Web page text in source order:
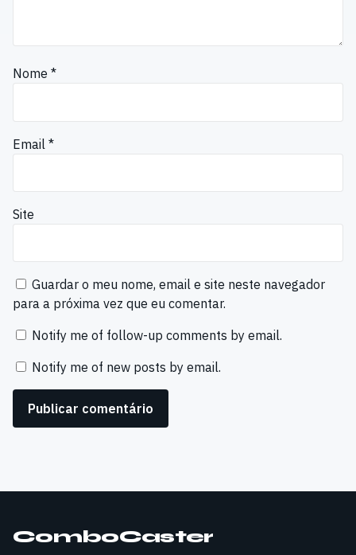
Nome *
Email *
Site
Guardar o meu nome, email e site neste navegador
para a próxima vez que eu comentar.
Notify me of follow-up comments by email.
Notify me of new posts by email.
ComboCaster